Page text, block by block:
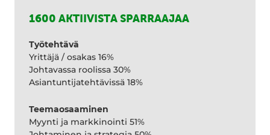
1600 AKTIIVISTA SPARRAAJAA
Työtehtävä
Yrittäjä / osakas 16%
Johtavassa roolissa 30%
Asiantuntijatehtävissä 18%
Teemaosaaminen
Myynti ja markkinointi 51%